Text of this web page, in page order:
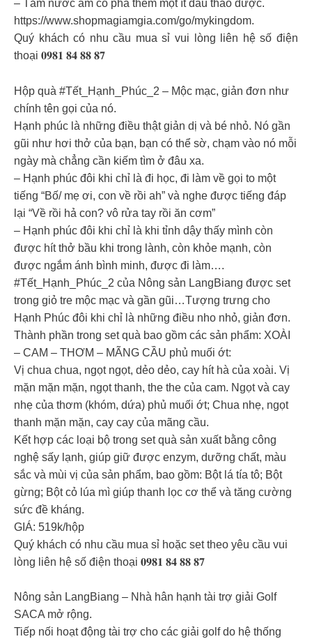
– Tắm nước ấm có pha thêm một ít dầu thảo dược.
https://www.shopmagiamgia.com/go/mykingdom.
Quý khách có nhu cầu mua sỉ vui lòng liên hệ số điện
thoại 𝟎𝟗𝟖𝟏 𝟖𝟒 𝟖𝟖 𝟖𝟕
Hộp quà #Tết_Hạnh_Phúc_2 – Mộc mạc, giản đơn như
chính tên gọi của nó.
Hạnh phúc là những điều thật giản dị và bé nhỏ. Nó gần
gũi như hơi thở của bạn, bạn có thể sờ, chạm vào nó mỗi
ngày mà chẳng cần kiếm tìm ở đâu xa.
– Hạnh phúc đôi khi chỉ là đi học, đi làm về gọi to một
tiếng “Bố/ mẹ ơi, con về rồi ah” và nghe được tiếng đáp
lại “Về rồi hả con? vô rửa tay rồi ăn cơm”
– Hạnh phúc đôi khi chỉ là khi tỉnh dậy thấy mình còn
được hít thở bầu khi trong lành, còn khỏe mạnh, còn
được ngắm ánh bình minh, được đi làm….
#Tết_Hạnh_Phúc_2 của Nông sản LangBiang được set
trong giỏ tre mộc mạc và gần gũi…Tượng trưng cho
Hạnh Phúc đôi khi chỉ là những điều nho nhỏ, giản đơn.
Thành phần trong set quà bao gồm các sản phẩm: XOÀI
– CAM – THƠM – MÃNG CẦU phủ muối ớt:
Vị chua chua, ngọt ngọt, dẻo dẻo, cay hít hà của xoài. Vị
mặn mặn mặn, ngọt thanh, the the của cam. Ngọt và cay
nhẹ của thơm (khóm, dứa) phủ muối ớt; Chua nhẹ, ngọt
thanh mặn mặn, cay cay của mãng cầu.
Kết hợp các loại bộ trong set quà sản xuất bằng công
nghệ sấy lạnh, giúp giữ được enzym, dưỡng chất, màu
sắc và mùi vị của sản phẩm, bao gồm: Bột lá tía tô; Bột
gừng; Bột cỏ lúa mì giúp thanh lọc cơ thể và tăng cường
sức đề kháng.
GIÁ: 519k/hộp
Quý khách có nhu cầu mua sỉ hoặc set theo yêu cầu vui
lòng liên hệ số điện thoại 𝟎𝟗𝟖𝟏 𝟖𝟒 𝟖𝟖 𝟖𝟕
Nông sản LangBiang – Nhà hân hạnh tài trợ giải Golf
SACA mở rộng.
Tiếp nối hoạt động tài trợ cho các giải golf do hệ thống